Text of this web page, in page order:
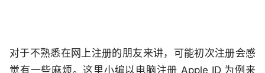
对于不熟悉在网上注册的朋友来讲，可能初次注册会感
觉有一些麻烦。这里小编以电脑注册 Apple ID 为例来